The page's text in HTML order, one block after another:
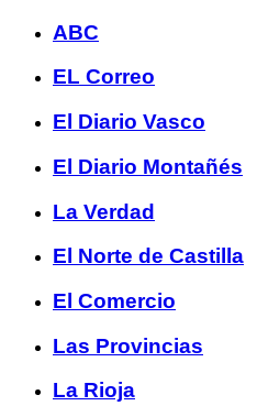
ABC
EL Correo
El Diario Vasco
El Diario Montañés
La Verdad
El Norte de Castilla
El Comercio
Las Provincias
La Rioja